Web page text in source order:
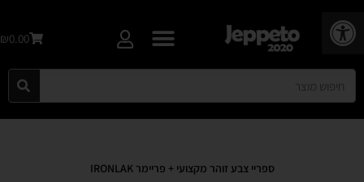
פתח סרגל נגישות
₪0.00
ספריי צבע זוהר מקצועי + פריימר IRONLAK